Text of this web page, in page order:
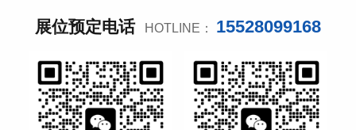
展位预定电话 HOTLINE： 15528099168